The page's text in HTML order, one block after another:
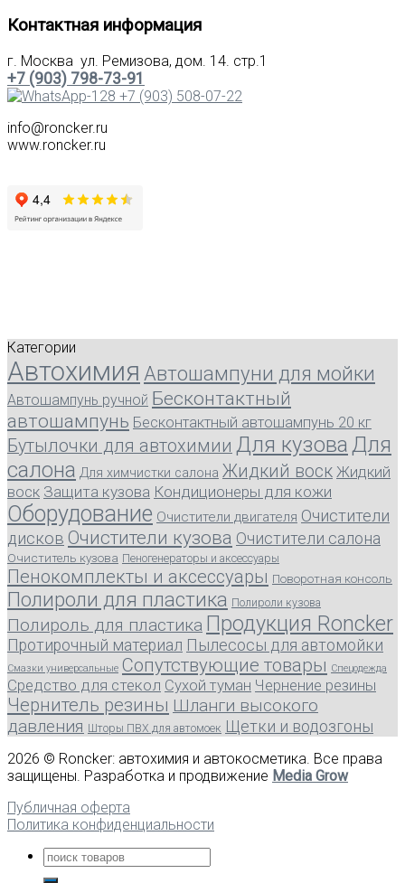
Контактная информация
г. Москва ул. Ремизова, дом. 14. стр.1
+7 (903) 798-73-91
+7 (903) 508-07-22
info@roncker.ru
www.roncker.ru
Категории
Автохимия Автошампуни для мойки
Автошампунь ручной Бесконтактный
автошампунь Бесконтактный автошампунь 20 кг
Бутылочки для автохимии Для кузоваДля
салона Для химчистки салона Жидкий воск Жидкий
воск Защита кузова Кондиционеры для кожи
Оборудование Очистители двигателя Очистители
дисков Очистители кузова Очистители салона
Очиститель кузова Пеногенераторы и аксессуары
Пенокомплекты и аксессуары Поворотная консоль
Полироли для пластика Полироли кузова
Полироль для пластика Продукция Roncker
Протирочный материал Пылесосы для автомойки
Смазки универсальные Сопутствующие товары Спецодежда
Средство для стекол Сухой туман Чернение резины
Чернитель резины Шланги высокого
давления Шторы ПВХ для автомоек Щетки и водозгоны
2026 © Roncker: автохимия и автокосметика. Все права
защищены. Разработка и продвижение Media Grow
Публичная оферта
Политика конфиденциальности